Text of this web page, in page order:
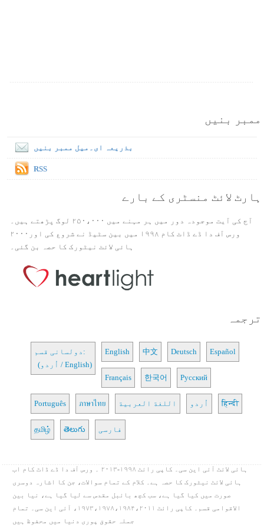
ممبر بنیں
بذریعہ ای۔میل ممبر بنیں
RSS
ہارٹ لائٹ منسٹری کے بارے
آج کی آیت موجودہ دور میں ہر مہنے میں ۲۵۰،۰۰۰ لوگ پڑھتے ہیں۔
ورس آف دا ڈے ڈاٹ کام ۱۹۹۸ میں بین سٹیڈ نے شروع کی اور۲۰۰۰
ہائی لائٹ نیٹورک کا حصہ بن گئی۔
ترجمہ
دولسانی قسم:
(اُردو / English)
English 中文 Deutsch Español
Français 한국어 Русский
Português ภาษาไทย اللغة العربية اُردو हिन्दी
தமிழ் తెలుగు فارسی
ہائی لائٹ آئی این سی۔ کاپی رائٹ ۱۹۹۸-۲۰۱۳ ۔ ورس آف دا ڈے ڈاٹ کام اب
ہائی لائٹ نیٹورک کا حصہ ہے۔ کلام کے تمام سوالات، جن کا اشارہ دوسری
صورت میں کیا گیا ہے، سب کچھ بائبل مقدس سے لیا گیا ہے، نیا بین
الاقوامی قسم۔ کاپی رائٹ ۱۹۷۳،۱۹۷۸،۱۹۸۴،۲۰۱۱، آئی این سی۔ تمام
جملہ حقوق پوری دنیا میں محفوظ ہیں